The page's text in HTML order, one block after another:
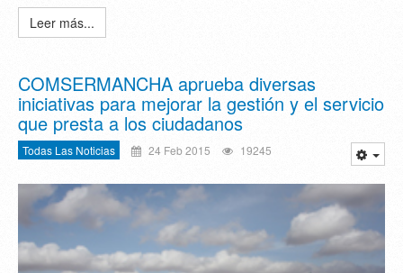
Leer más...
COMSERMANCHA aprueba diversas
iniciativas para mejorar la gestión y el servicio
que presta a los ciudadanos
Todas Las Noticias 24 Feb 2015 19245